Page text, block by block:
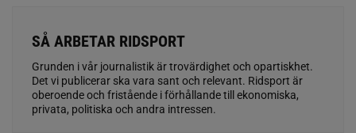
SÅ ARBETAR RIDSPORT
Grunden i vår journalistik är trovärdighet och opartiskhet.
Det vi publicerar ska vara sant och relevant. Ridsport är
oberoende och fristående i förhållande till ekonomiska,
privata, politiska och andra intressen.